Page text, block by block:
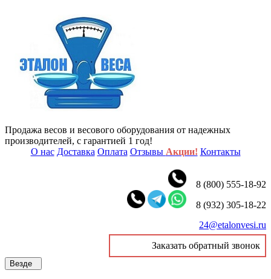
Продажа весов и весового оборудования от надежных
производителей, с гарантией 1 год!
О нас Доставка Оплата Отзывы Акции! Контакты
8 (800) 555-18-92
8 (932) 305-18-22
24@etalonvesi.ru
Заказать обратный звонок
Везде